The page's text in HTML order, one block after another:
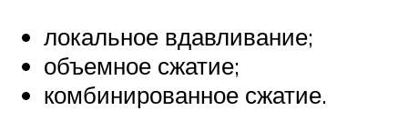
локальное вдавливание;
объемное сжатие;
комбинированное сжатие.